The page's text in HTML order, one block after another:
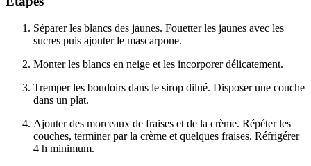
Séparer les blancs des jaunes. Fouetter les jaunes avec les
sucres puis ajouter le mascarpone.
Monter les blancs en neige et les incorporer délicatement.
Tremper les boudoirs dans le sirop dilué. Disposer une couche
dans un plat.
Ajouter des morceaux de fraises et de la crème. Répéter les
couches, terminer par la crème et quelques fraises. Réfrigérer
4 h minimum.